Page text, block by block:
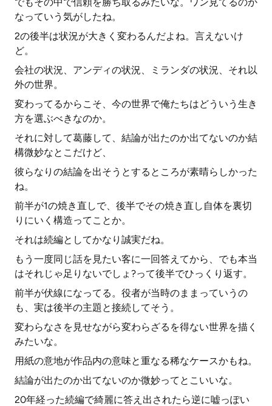
なっていう気がしたね。
2の後半は状況が大きく変わるんだよね。言えないけ
ど。
会社の状況、アンディの状況、ミランダの状況、それ以
外の世界。
変わってるからこそ、今の世界で俺たちはどういう生き
方を選ぶべきなのか。
それに対して葛藤して、結論が出たのか出てないのか結
構微妙なとこだけど、
彼らなりの結論を出そうとするところが素晴らしかった
ね。
前半が1の焼き直しで、後半でその焼き直し自体を裏切
りにいく構造ってことか。
それは続編としてかなり誠実だね。
もう一度同じ話を見たい客に一回答えてから、でも本当
はそれじゃ足りないでしょ?って後半でひっくり返す。
前半が伏線になってる。役者が当時のままっていうの
も、実は後半の主題と接続してそう。
変わらなさを見せながら変わらざるを得ない世界を描く
みたいな。
用紙の意地が作品内の意味と重なる稀なケースかもね。
結論が出たのか出てないのか微妙ってとこいいな。
20年経った続編で綺麗に答え出されたら逆に嘘っぽい